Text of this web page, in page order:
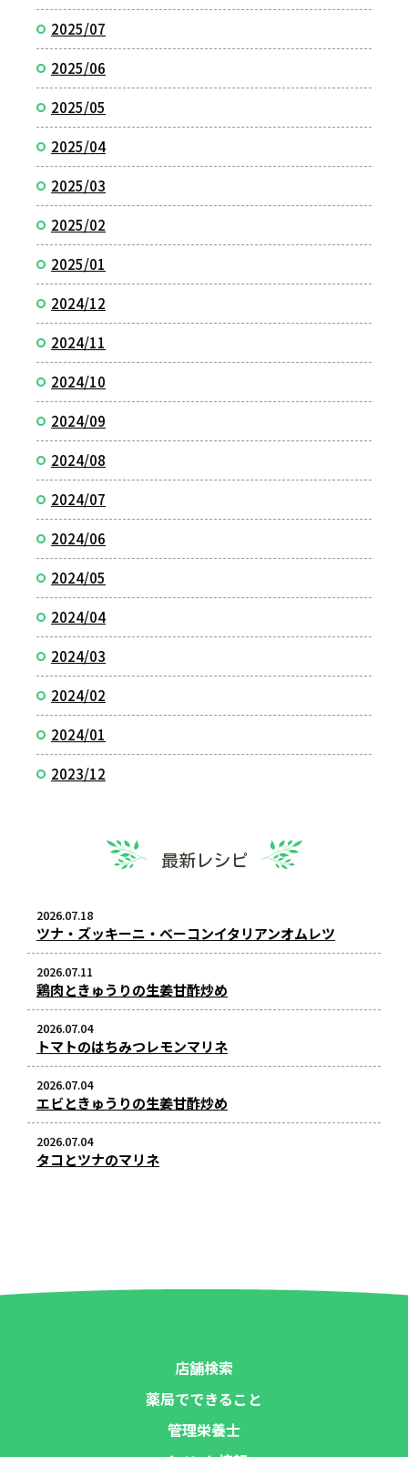
2025/07
2025/06
2025/05
2025/04
2025/03
2025/02
2025/01
2024/12
2024/11
2024/10
2024/09
2024/08
2024/07
2024/06
2024/05
2024/04
2024/03
2024/02
2024/01
2023/12
最新レシピ
2026.07.18
ツナ・ズッキーニ・ベーコンイタリアンオムレツ
2026.07.11
鶏肉ときゅうりの生姜甘酢炒め
2026.07.04
トマトのはちみつレモンマリネ
2026.07.04
エビときゅうりの生姜甘酢炒め
2026.07.04
タコとツナのマリネ
店舗検索
薬局でできること
管理栄養士